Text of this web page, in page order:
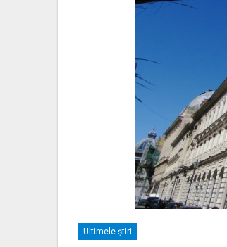
Ultimele ştiri